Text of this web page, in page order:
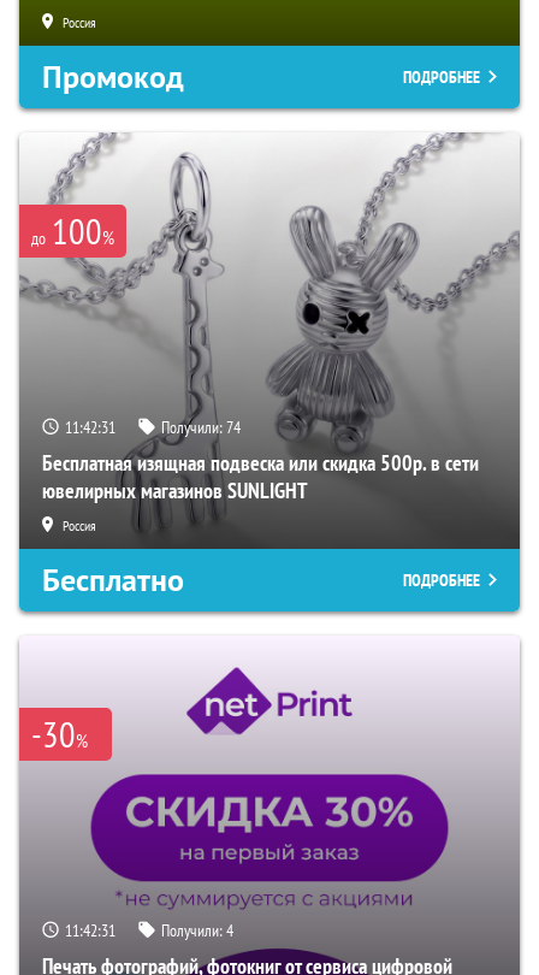
Россия
Промокод ПОДРОБНЕЕ
до 100%
11:42:30 Получили:74
Бесплатная изящная подвеска или скидка 500р. в сети
ювелирных магазинов SUNLIGHT
Россия
Бесплатно ПОДРОБНЕЕ
-30%
11:42:30 Получили:4
Печать фотографий, фотокниг от сервиса цифровой